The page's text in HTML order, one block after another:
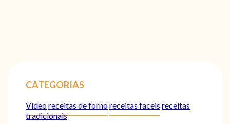
CATEGORIAS
Vídeoreceitas de fornoreceitas faceis receitas
tradicionais